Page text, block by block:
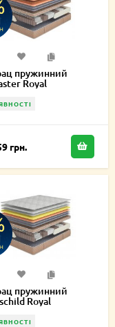
пружинний
Royal
грн.
пружинний
Royal